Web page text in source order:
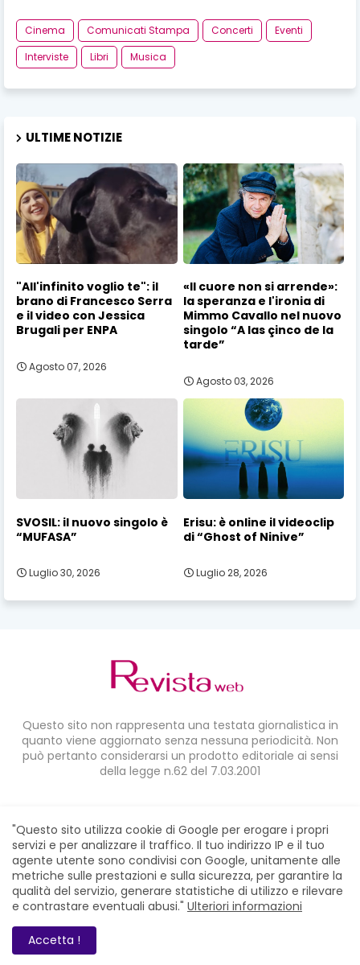
Cinema Comunicati Stampa Concerti
Eventi
Interviste
Libri Musica
ULTIME NOTIZIE
"All'infinito voglio te": il
brano di Francesco Serra
e il video con Jessica
Brugali per ENPA
Agosto 07, 2026
«Il cuore non si arrende»:
la speranza e l'ironia di
Mimmo Cavallo nel nuovo
singolo “A las çinco de la
tarde”
Agosto 03, 2026
SVOSIL: il nuovo singolo è
“MUFASA”
Luglio 30, 2026
Erisu: è online il videoclip
di “Ghost of Ninive”
Luglio 28, 2026
Questo sito non rappresenta una testata giornalistica in
quanto viene aggiornato senza nessuna periodicità. Non
può pertanto considerarsi un prodotto editoriale ai sensi
della legge n.62 del 7.03.2001
Home Chi siamo Contatti Privacy Policy
RevistaWeb © 2021. All Right Reserved
"Questo sito utilizza cookie di Google per erogare i propri
servizi e per analizzare il traffico. Il tuo indirizzo IP e il tuo
agente utente sono condivisi con Google, unitamente alle
metriche sulle prestazioni e sulla sicurezza, per garantire la
qualità del servizio, generare statistiche di utilizzo e rilevare
e contrastare eventuali abusi." Ulteriori informazioni
Accetta !